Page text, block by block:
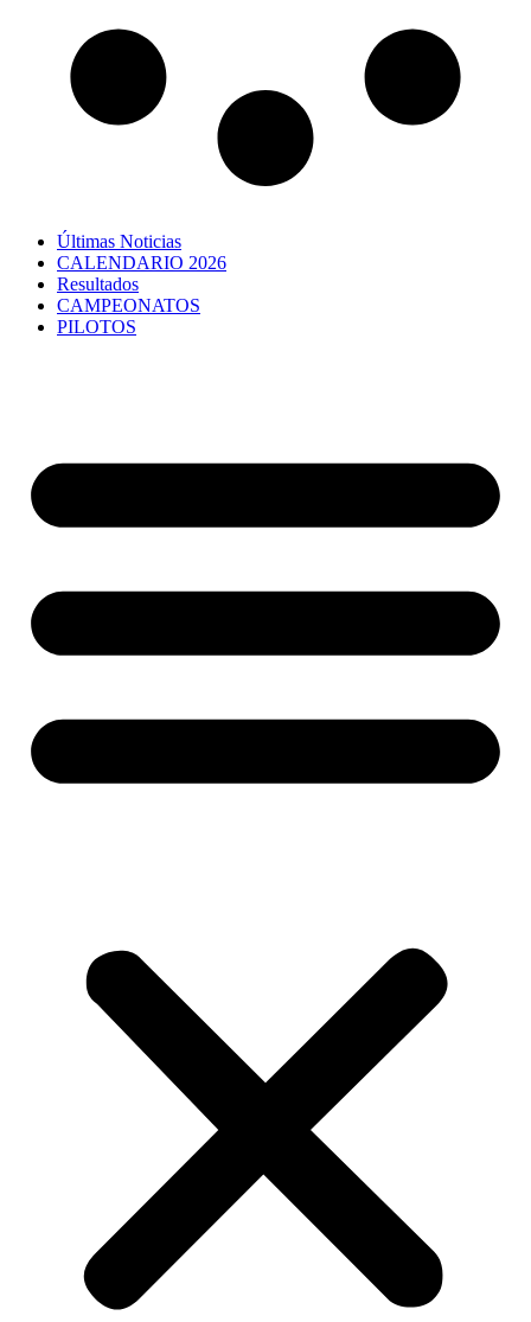
Últimas Noticias
CALENDARIO 2026
Resultados
CAMPEONATOS
PILOTOS